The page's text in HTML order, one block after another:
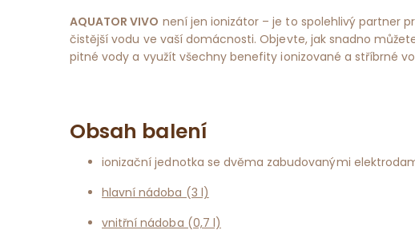
AQUATOR VIVO není jen ionizátor – je to spolehlivý partner
čistější vodu ve vaší domácnosti. Objevte, jak snadno
pitné vody a využít všechny benefity ionizované a stříbrné
Obsah balení
ionizační jednotka se dvěma zabudovanými
hlavní nádoba (3 l)
vnitřní nádoba (0,7 l)